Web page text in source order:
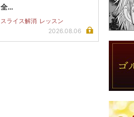
全…
スライス解消 レッスン
2026.08.06